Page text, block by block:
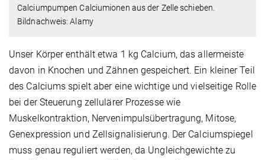
Calciumpumpen Calciumionen aus der Zelle schieben.
Bildnachweis: Alamy
Unser Körper enthält etwa 1 kg Calcium, das allermeiste
davon in Knochen und Zähnen gespeichert. Ein kleiner Teil
des Calciums spielt aber eine wichtige und vielseitige Rolle
bei der Steuerung zellulärer Prozesse wie
Muskelkontraktion, Nervenimpulsübertragung, Mitose,
Genexpression und Zellsignalisierung. Der Calciumspiegel
muss genau reguliert werden, da Ungleichgewichte zu